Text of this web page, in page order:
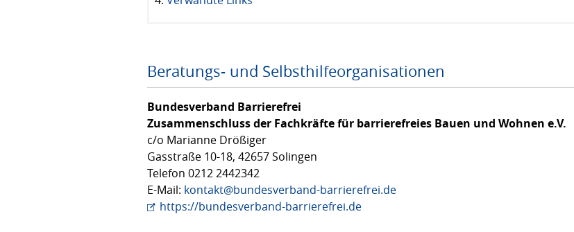
Beratungs- und Selbsthilfeorganisationen
Bundesverband Barrierefrei
Zusammenschluss der Fachkräfte für barrierefreies Bauen und Wohnen e.V.
c/o Marianne Drößiger
Gasstraße 10-18, 42657 Solingen
Telefon 0212 2442342
E-Mail: kontakt@bundesverband-barrierefrei.de
https://bundesverband-barrierefrei.de